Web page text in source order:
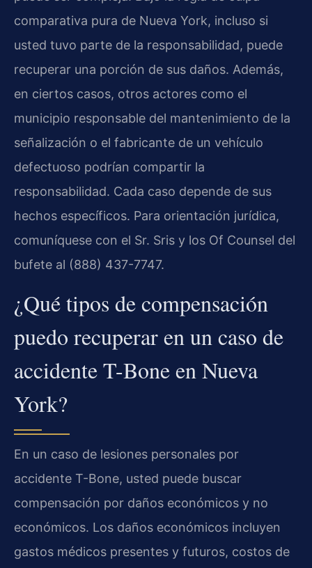
comparativa pura de Nueva York, incluso si
usted tuvo parte de la responsabilidad, puede
recuperar una porción de sus daños. Además,
en ciertos casos, otros actores como el
municipio responsable del mantenimiento de la
señalización o el fabricante de un vehículo
defectuoso podrían compartir la
responsabilidad. Cada caso depende de sus
hechos específicos. Para orientación jurídica,
comuníquese con el Sr. Sris y los Of Counsel del
bufete al (888) 437-7747.
¿Qué tipos de compensación
puedo recuperar en un caso de
accidente T-Bone en Nueva
York?
En un caso de lesiones personales por
accidente T-Bone, usted puede buscar
compensación por daños económicos y no
económicos. Los daños económicos incluyen
gastos médicos presentes y futuros, costos de